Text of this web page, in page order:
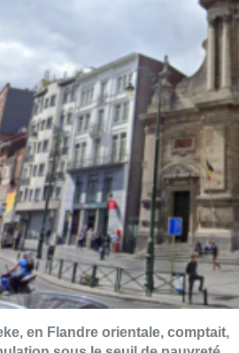
en Flandre orientale, comptait,